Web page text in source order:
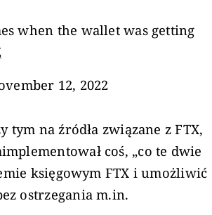
when the wallet was getting
12, 2022
na źródła związane z FTX,
coś, „co te dwie
księgowym FTX i umożliwić
ostrzegania m.in.